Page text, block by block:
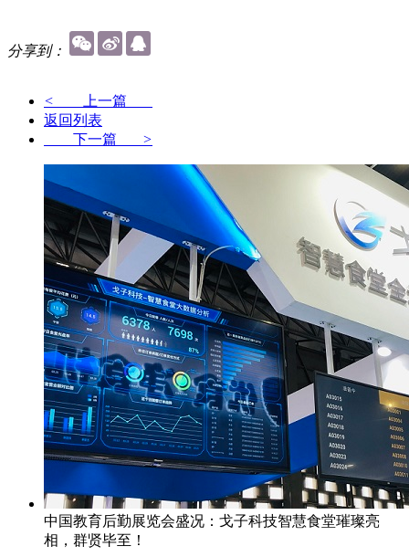
分享到：
< 上一篇
返回列表
下一篇 >
中国教育后勤展览会盛况：戈子科技智慧食堂璀璨亮
相，群贤毕至！